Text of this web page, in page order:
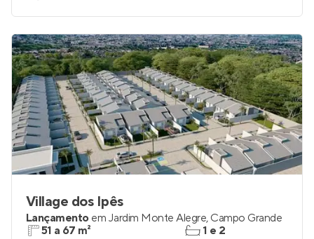
Village dos Ipês
Lançamento em Jardim Monte Alegre, Campo Grande
51 a 67 m²
1 e 2